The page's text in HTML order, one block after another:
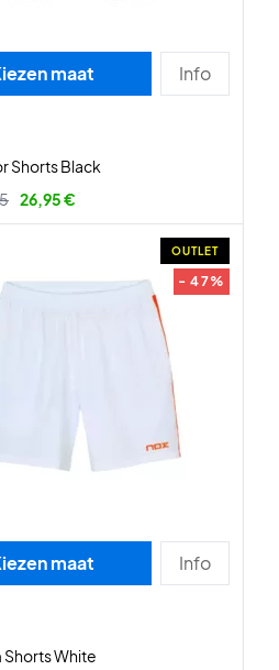
Kiezen maat Info
Shorts Black
26,95 €
OUTLET
- 47%
Kiezen maat Info
Shorts White